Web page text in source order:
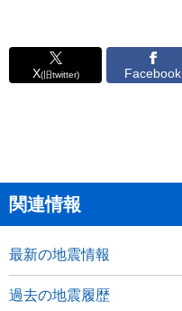
X(旧twitter) Facebook
関連情報
最新の地震情報
過去の地震履歴